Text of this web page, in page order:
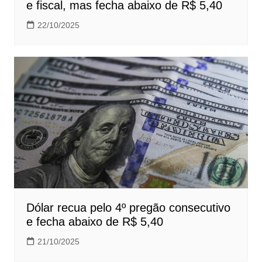
e fiscal, mas fecha abaixo de R$ 5,40
22/10/2025
Dólar recua pelo 4º pregão consecutivo
e fecha abaixo de R$ 5,40
21/10/2025